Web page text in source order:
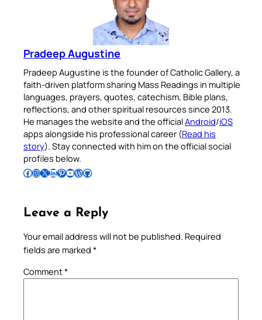
Pradeep Augustine
Pradeep Augustine is the founder of Catholic Gallery, a
faith-driven platform sharing Mass Readings in multiple
languages, prayers, quotes, catechism, Bible plans,
reflections, and other spiritual resources since 2013.
He manages the website and the officialAndroid/iOS
apps alongside his professional career (Read his
story). Stay connected with him on the official social
profiles below.
Follow Pradeep on Facebook Follow Pradeep on InstagramFollow Pradeep on X Follow Pradeep on LinkedIn Follow Pradeep on Pinterest Subscribe to Pradeep’s Youtube Channel Follow Pradeep on WordPress Follow Pradeep on GitHub
Leave a Reply
Your email address will not be published. Required
fields are marked *
Comment*